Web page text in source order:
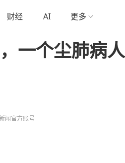
财经 AI 更多
一个尘肺病
闻官方账号